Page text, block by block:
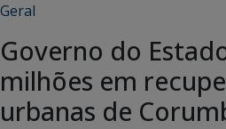
Geral
Governo do
milhões em
urbanas de